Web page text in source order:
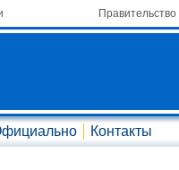
Контакты